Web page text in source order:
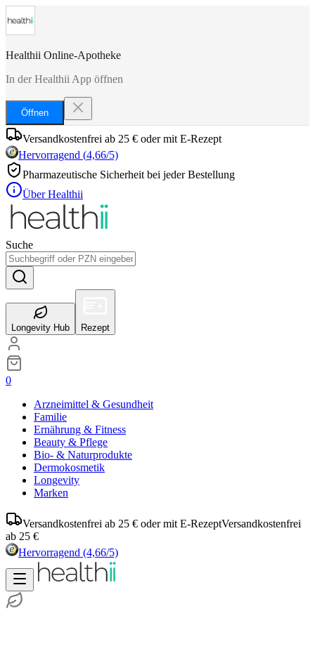
Healthii Online-Apotheke
In der Healthii App öffnen
Öffnen
Versandkostenfrei ab 25 € oder mit E-Rezept
Hervorragend (4,66/5)
Pharmazeutische Sicherheit bei jeder Bestellung
Über Healthii
Suche
Longevity Hub Rezept
0
Arzneimittel & Gesundheit
Familie
Ernährung & Fitness
Beauty & Pflege
Bio- & Naturprodukte
Dermokosmetik
Longevity
Marken
Versandkostenfrei ab 25 € oder mit E-RezeptVersandkostenfrei
ab 25 €
Hervorragend (4,66/5)